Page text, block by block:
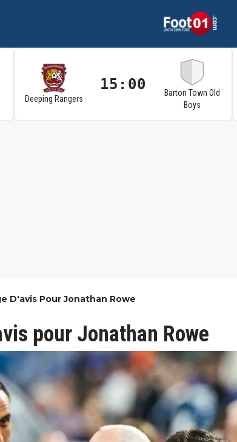
Deeping Rangers
15:00
Barton Town Old
Boys
D'avis Pour Jonathan Rowe
pour Jonathan Rowe